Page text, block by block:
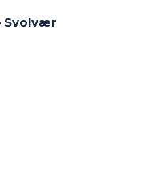
Svolvær